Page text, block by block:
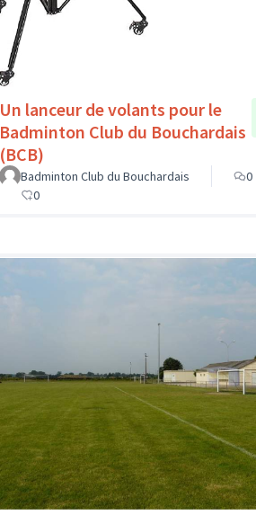
Un lanceur de volants pour le
Badminton Club du Bouchardais
(BCB)
Badminton Club du Bouchardais
0
0